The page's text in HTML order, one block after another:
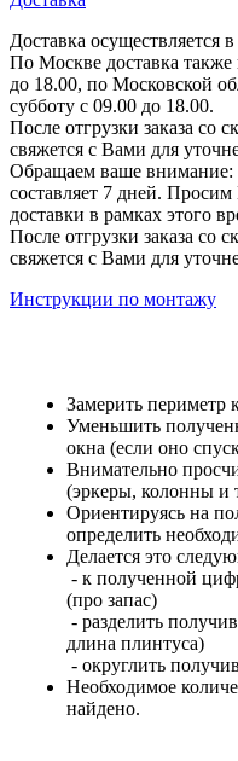
Доставка осуществляется
По Москве доставка
до 18.00, по Московской
субботу с 09.00 до 18.00.
После отгрузки заказа со
свяжется с Вами для
Обращаем ваше внимание:
составляет 7 дней. Просим
доставки в рамках этого
После отгрузки заказа со
свяжется с Вами для
Инструкции по монтажу
Замерить периметр
Уменьшить
окна (если оно
Внимательно
(эркеры, колонны и
Ориентируясь на
определить
Делается это
- к полученной
(про запас)
- разделить
длина плинтуса)
- округлить
Необходимое
найдено.